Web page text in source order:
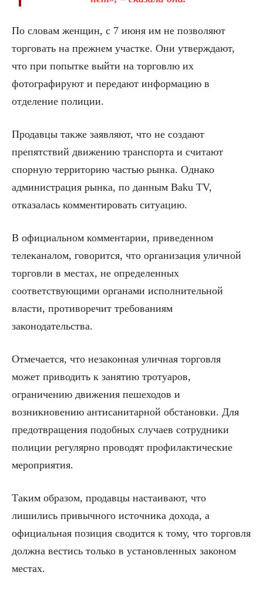
По словам женщин, с 7 июня им не позволяют
торговать на прежнем участке. Они утверждают,
что при попытке выйти на торговлю их
фотографируют и передают информацию в
отделение полиции.
Продавцы также заявляют, что не создают
препятствий движению транспорта и считают
спорную территорию частью рынка. Однако
администрация рынка, по данным Baku TV,
отказалась комментировать ситуацию.
В официальном комментарии, приведенном
телеканалом, говорится, что организация уличной
торговли в местах, не определенных
соответствующими органами исполнительной
власти, противоречит требованиям
законодательства.
Отмечается, что незаконная уличная торговля
может приводить к занятию тротуаров,
ограничению движения пешеходов и
возникновению антисанитарной обстановки. Для
предотвращения подобных случаев сотрудники
полиции регулярно проводят профилактические
мероприятия.
Таким образом, продавцы настаивают, что
лишились привычного источника дохода, а
официальная позиция сводится к тому, что торговля
должна вестись только в установленных законом
местах.